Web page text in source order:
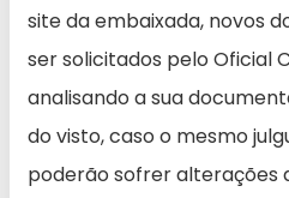
site da embaixada, novos
ser solicitados pelo Oficial
analisando a sua
do visto, caso o mesmo
poderão sofrer alterações